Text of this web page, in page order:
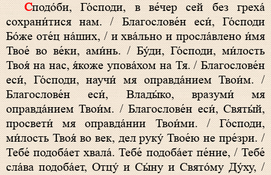
Сподо́би, Го́споди, в ве́чер сей без греха́
сохрани́тися нам. / Благослове́н еси́, Го́споди
Бо́же оте́ц на́ших, / и хва́льно и просла́влено и́мя
Твое́ во ве́ки, ами́нь. / Бу́ди, Го́споди, ми́лость
Твоя́ на нас, я́коже упова́хом на Тя. / Благослове́н
еси́, Го́споди, научи́ мя оправда́нием Твои́м. /
Благослове́н еси́, Влады́ко, вразуми́ мя
оправда́нием Твои́м. / Благослове́н еси́, Святы́й,
просвети́ мя оправда́нии Твои́ми. / Го́споди,
ми́лость Твоя́ во век, дел руку́ Твое́ю не пре́зри. /
Тебе́ подоба́ет хвала́. Тебе́ подоба́ет пе́ние, / Тебе́
сла́ва подоба́ет, Отцу́ и Сы́ну и Свято́му Ду́ху, /